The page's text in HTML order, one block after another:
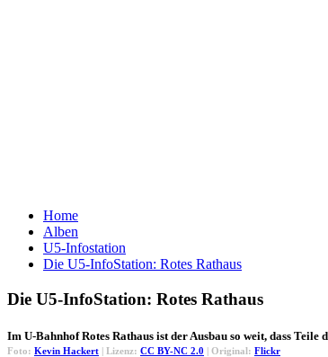
Home
Alben
U5-Infostation
Die U5-InfoStation: Rotes Rathaus
Die U5-InfoStation: Rotes Rathaus
Im U-Bahnhof Rotes Rathaus ist der Ausbau so weit, dass
Foto: Kevin Hackert | Lizenz: CC BY-NC 2.0 | Original: Flickr